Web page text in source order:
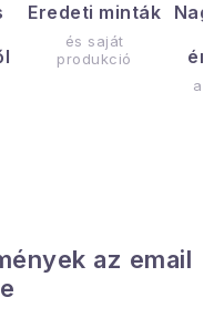
Eredeti minták
és saját
produkció
az email